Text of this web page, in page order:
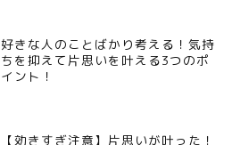
好きな人のことばかり考える！気持
ちを抑えて片思いを叶える3つのポ
イント！
【効きすぎ注意】片思いが叶った！